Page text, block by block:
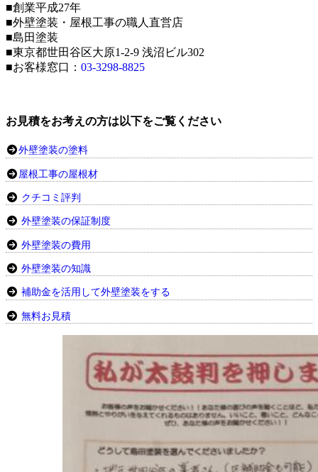
■創業平成27年
■外壁塗装・屋根工事の職人直営店
■島田塗装
■東京都世田谷区大原1-2-9 浅沼ビル302
■お客様窓口： 03-3298-8825
お見積をお考えの方は以下をご覧ください
外壁塗装の塗料
屋根工事の屋根材
クチコミ評判
外壁塗装の保証制度
外壁塗装の費用
外壁塗装の知識
補助金を活用して外壁塗装をする
無料お見積